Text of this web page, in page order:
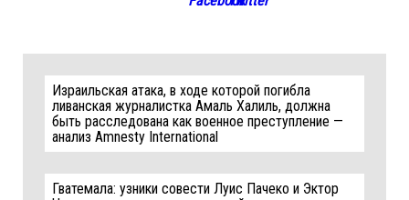
Израильская атака, в ходе которой погибла
ливанская журналистка Амаль Халиль, должна
быть расследована как военное преступление —
анализ Amnesty International
Гватемала: узники совести Луис Пачеко и Эктор